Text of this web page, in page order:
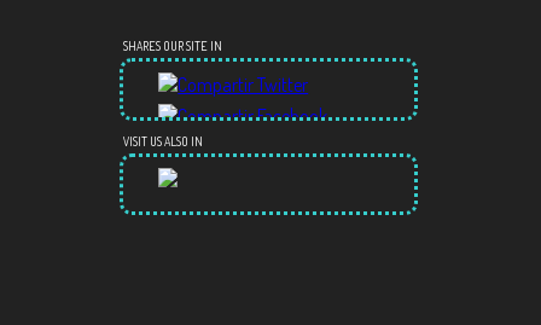
SHARES OUR SITE IN
VISIT US ALSO IN